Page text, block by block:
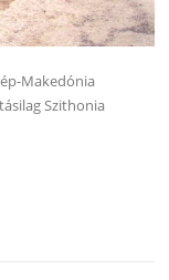
Makedónia
Szithonia